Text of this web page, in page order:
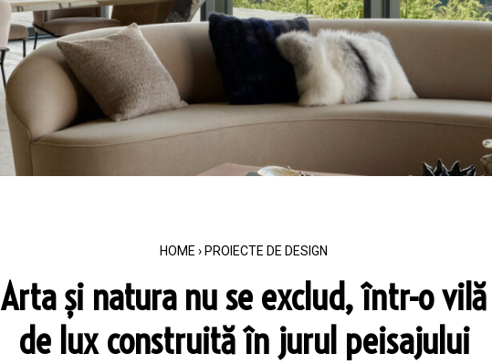
HOME › PROIECTE DE DESIGN
Arta și natura nu se exclud, într-o vilă
de lux construită în jurul peisajului